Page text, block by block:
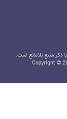
منبع بلامانع است.
Copyright ©